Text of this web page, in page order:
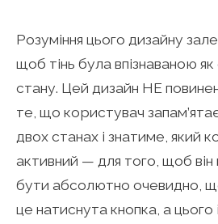
Розуміння цього дизайну
щоб тінь була впізнаваною
стану. Цей дизайн НЕ
те, що користувач
двох станах і знатиме, який
активний — для того, щоб
бути абсолютно очевидно,
це натиснута кнопка, а цього